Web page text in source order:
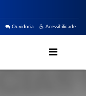
Acessibilidade
Ouvidoria